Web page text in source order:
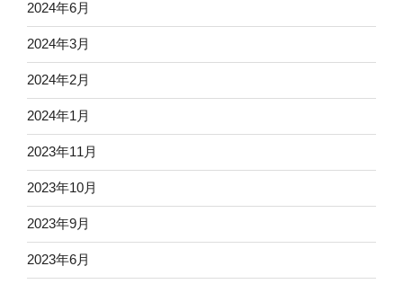
2024年6月
2024年3月
2024年2月
2024年1月
2023年11月
2023年10月
2023年9月
2023年6月